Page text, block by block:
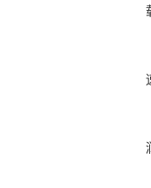
载
速
润